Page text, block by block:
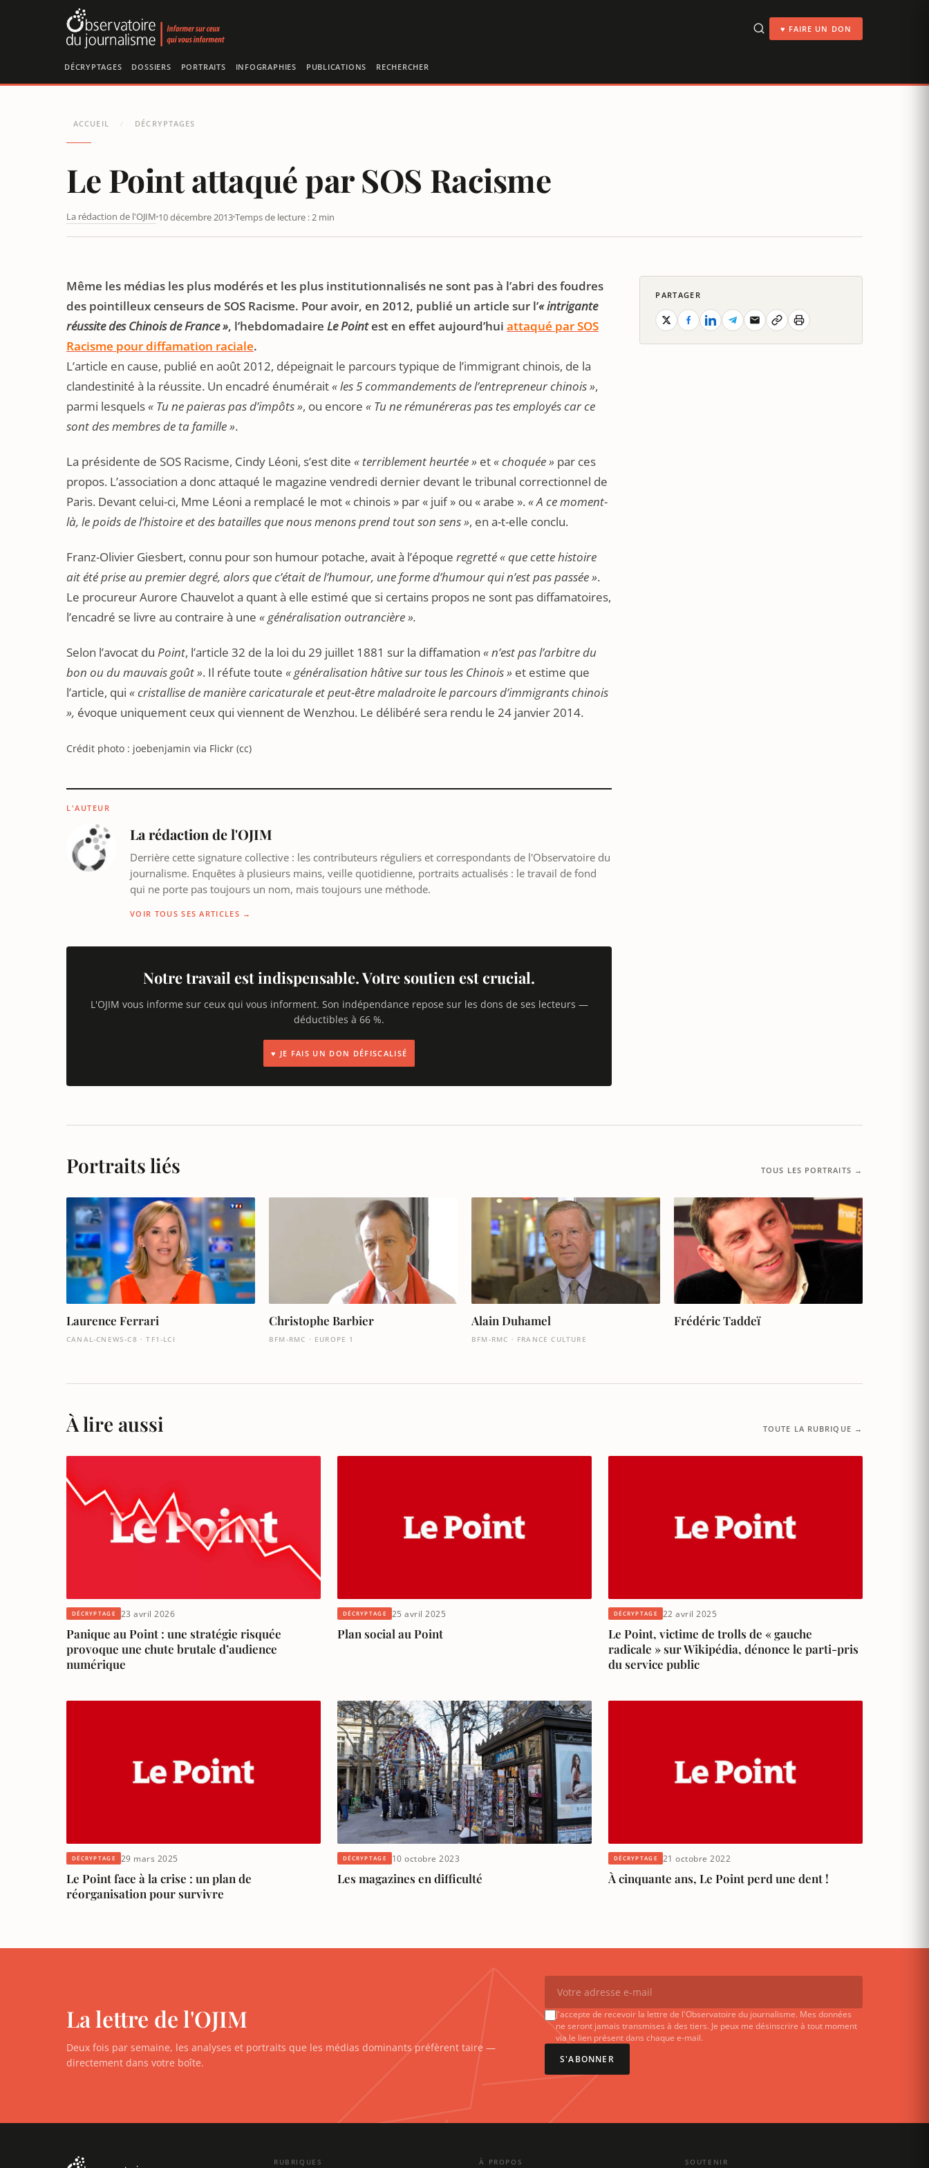
♥ FAIRE UN DON
DÉCRYPTAGES DOSSIERS PORTRAITS INFOGRAPHIES PUBLICATIONS RECHERCHER
ACCUEIL / DÉCRYPTAGES
Le Point attaqué par SOS Racisme
La rédaction de l'OJIM 10 décembre 2013Temps de lecture : 2 min
LE POINT ATTAQUÉ PAR SOS RACISME
Même les médias les plus modérés et les plus institutionnalisés ne sont pas à l’abri des foudres
des pointilleux censeurs de SOS Racisme. Pour avoir, en 2012, publié un article sur l’« intrigante
réussite des Chinois de France », l’hebdomadaire Le Pointest en effet aujourd’hui attaqué par SOS
Racisme pour diffamation raciale.
L’article en cause, publié en août 2012, dépeignait le parcours typique de l’immigrant chinois, de la
clandestinité à la réussite. Un encadré énumérait« les 5 commandements de l’entrepreneur chinois »,
parmi lesquels« Tu ne paieras pas d’impôts », ou encore « Tu ne rémunéreras pas tes employés car ce
sont des membres de ta famille ».
La présidente de SOS Racisme, Cindy Léoni, s’est dite « terriblement heurtée » et« choquée » par ces
propos. L’association a donc attaqué le magazine vendredi dernier devant le tribunal correctionnel de
Paris. Devant celui-ci, Mme Léoni a remplacé le mot « chinois » par « juif » ou « arabe ».« A ce moment-
là, le poids de l’histoire et des batailles que nous menons prend tout son sens », en a-t-elle conclu.
Franz-Olivier Giesbert, connu pour son humour potache, avait à l’époque regretté « que cette histoire
ait été prise au premier degré, alors que c’était de l’humour, une forme d’humour qui n’est pas passée ».
Le procureur Aurore Chauvelot a quant à elle estimé que si certains propos ne sont pas diffamatoires,
l’encadré se livre au contraire à une « généralisation outrancière ».
Selon l’avocat du Point, l’article 32 de la loi du 29 juillet 1881 sur la diffamation « n’est pas l’arbitre du
bon ou du mauvais goût ». Il réfute toute « généralisation hâtive sur tous les Chinois » et estime que
l’article, qui « cristallise de manière caricaturale et peut-être maladroite le parcours d’immigrants chinois
», évoque uniquement ceux qui viennent de Wenzhou. Le délibéré sera rendu le 24 janvier 2014.
Crédit photo : joebenjamin via Flickr (cc)
L'AUTEUR
La rédaction de l'OJIM
Derrière cette signature collective : les contributeurs réguliers et correspondants de l'Observatoire du
journalisme. Enquêtes à plusieurs mains, veille quotidienne, portraits actualisés : le travail de fond
qui ne porte pas toujours un nom, mais toujours une méthode.
VOIR TOUS SES ARTICLES →
Notre travail est indispensable. Votre soutien est crucial.
L'OJIM vous informe sur ceux qui vous informent. Son indépendance repose sur les dons de ses lecteurs —
déductibles à 66 %.
♥ JE FAIS UN DON DÉFISCALISÉ
PARTAGER
Portraits liés TOUS LES PORTRAITS →
Laurence Ferrari
CANAL-CNEWS-C8 · TF1-LCI
Christophe Barbier
BFM-RMC · EUROPE 1
Alain Duhamel
BFM-RMC · FRANCE CULTURE
Frédéric Taddeï
À lire aussi TOUTE LA RUBRIQUE →
DÉCRYPTAGE 23 avril 2026
Panique au Point : une stratégie risquée
provoque une chute brutale d’audience
numérique
DÉCRYPTAGE 25 avril 2025
Plan social au Point
DÉCRYPTAGE 22 avril 2025
Le Point, victime de trolls de « gauche
radicale » sur Wikipédia, dénonce le parti-pris
du service public
DÉCRYPTAGE 29 mars 2025
Le Point face à la crise : un plan de
réorganisation pour survivre
DÉCRYPTAGE 10 octobre 2023
Les magazines en difficulté
DÉCRYPTAGE 21 octobre 2022
À cinquante ans, Le Point perd une dent !
La lettre de l'OJIM
Deux fois par semaine, les analyses et portraits que les médias dominants préfèrent taire —
directement dans votre boîte.
J'accepte de recevoir la lettre de l'Observatoire du journalisme. Mes données
ne seront jamais transmises à des tiers. Je peux me désinscrire à tout moment
via le lien présent dans chaque e-mail.
S'ABONNER
RUBRIQUES À PROPOS SOUTENIR
Panneau de gestion des cookies